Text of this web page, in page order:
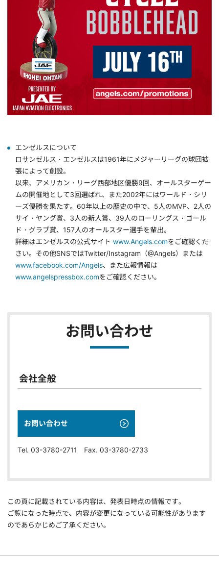
エンゼルスについて
ロサンゼルス・エンゼルスは1961年にメジャーリーグの球団拡
張によって創設。
以来、アメリカン・リーグ西部地区優勝9回、オールスターゲー
ムの開催地として3回選ばれ、また2002年にはワールド・シリ
ーズ優勝を果たす。60年以上の歴史の中で、5人のMVP、2人の
サイ・ヤング賞、3人の新人賞、39人のローリングス・ゴール
ド・グラブ賞、157人のオールスター選手を輩出。
詳細はエンゼルスの公式サイト www.Angels.comをご確認くだ
さい。その他SNSではTwitter/Instagram（@Angels）または
www.facebook.com/Angels、また広報情報は
www.angelspressbox.comをご確認ください。
お問い合わせ
会社全般
お問い合わせ
Tel. 03-3780-2711 Fax. 03-3780-2733
この頁に記載されている内容は、発表日時点の情報です。
ご覧になった時点で、内容が変更になっている可能性があります
のであらかじめご了承ください。